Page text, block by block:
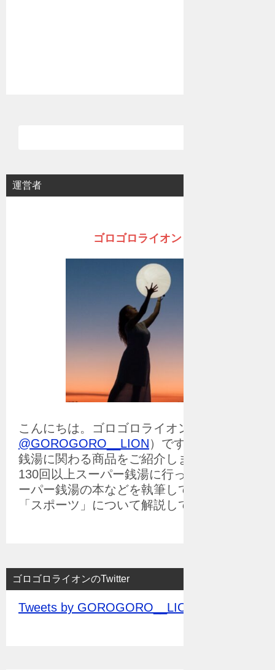
運営者
ゴロゴロライオン
こんにちは。ゴロゴロライオン
@GOROGORO__LION）です。スーパー
銭湯に関わる商品をご紹介します。 年間
130回以上スーパー銭湯に行っていて、ス
ーパー銭湯の本などを執筆している私が
「スポーツ」について解説しています。
ゴロゴロライオンのTwitter
Tweets by GOROGORO__LION